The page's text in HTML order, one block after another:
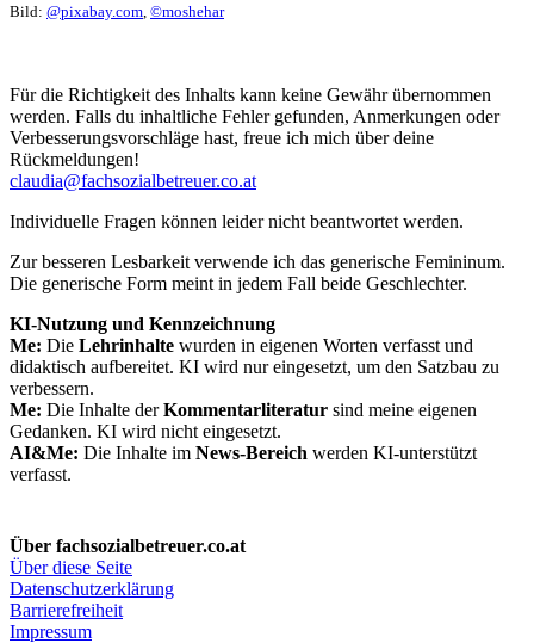
Bild: @pixabay.com ©moshehar
Für die Richtigkeit des Inhalts kann keine Gewähr übernommen
werden. Falls du inhaltliche Fehler gefunden, Anmerkungen oder
Verbesserungsvorschläge hast, freue ich mich über deine
Rückmeldungen!
claudia@fachsozialbetreuer.co.at
Individuelle Fragen können leider nicht beantwortet werden.
Zur besseren Lesbarkeit verwende ich das generische Femininum.
Die generische Form meint in jedem Fall beide Geschlechter.
KI-Nutzung und Kennzeichnung
Me: Die Lehrinhalte wurden in eigenen Worten verfasst und
didaktisch aufbereitet. KI wird nur eingesetzt, um den Satzbau zu
verbessern.
Me: Die Inhalte derKommentarliteratur sind meine eigenen
Gedanken. KI wird nicht eingesetzt.
AI&Me: Die Inhalte im News-Bereich werden KI-unterstützt
verfasst.
Über fachsozialbetreuer.co.at
Über diese Seite
Datenschutzerklärung
Barrierefreiheit
Impressum